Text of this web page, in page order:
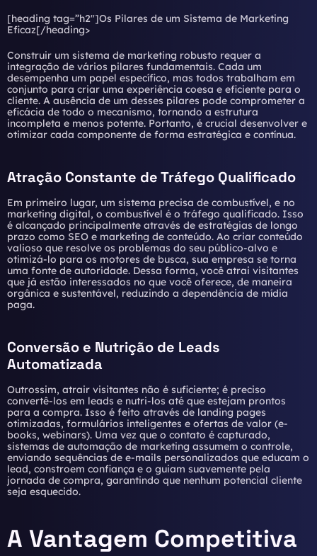
[heading tag=”h2″]Os Pilares de um Sistema de Marketing
Eficaz[/heading>
Construir um sistema de marketing robusto requer a
integração de vários pilares fundamentais. Cada um
desempenha um papel específico, mas todos trabalham em
conjunto para criar uma experiência coesa e eficiente para o
cliente. A ausência de um desses pilares pode comprometer a
eficácia de todo o mecanismo, tornando a estrutura
incompleta e menos potente. Portanto, é crucial desenvolver e
otimizar cada componente de forma estratégica e contínua.
Atração Constante de Tráfego Qualificado
Em primeiro lugar, um sistema precisa de combustível, e no
marketing digital, o combustível é o tráfego qualificado. Isso
é alcançado principalmente através de estratégias de longo
prazo como SEO e marketing de conteúdo. Ao criar conteúdo
valioso que resolve os problemas do seu público-alvo e
otimizá-lo para os motores de busca, sua empresa se torna
uma fonte de autoridade. Dessa forma, você atrai visitantes
que já estão interessados no que você oferece, de maneira
orgânica e sustentável, reduzindo a dependência de mídia
paga.
Conversão e Nutrição de Leads
Automatizada
Outrossim, atrair visitantes não é suficiente; é preciso
convertê-los em leads e nutri-los até que estejam prontos
para a compra. Isso é feito através de landing pages
otimizadas, formulários inteligentes e ofertas de valor (e-
books, webinars). Uma vez que o contato é capturado,
sistemas de automação de marketing assumem o controle,
enviando sequências de e-mails personalizados que educam o
lead, constroem confiança e o guiam suavemente pela
jornada de compra, garantindo que nenhum potencial cliente
seja esquecido.
A Vantagem Competitiva